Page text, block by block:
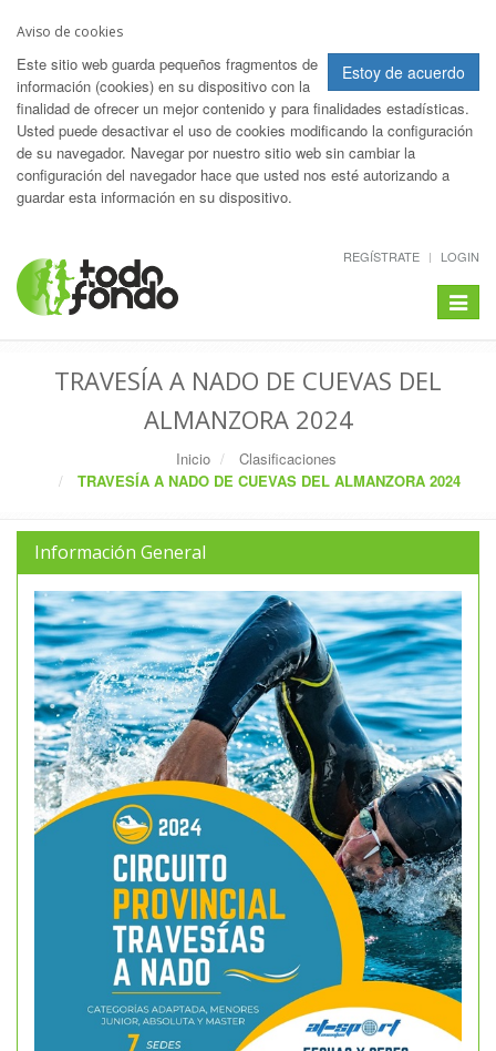
Aviso de cookies
Estoy de acuerdo
Este sitio web guarda pequeños fragmentos de
información (cookies) en su dispositivo con la
finalidad de ofrecer un mejor contenido y para finalidades estadísticas.
Usted puede desactivar el uso de cookies modificando la configuración
de su navegador. Navegar por nuestro sitio web sin cambiar la
configuración del navegador hace que usted nos esté autorizando a
guardar esta información en su dispositivo.
REGÍSTRATE LOGIN
Toggle
TRAVESÍA A NADO DE CUEVAS DEL
ALMANZORA 2024
Inicio
Clasificaciones
TRAVESÍA A NADO DE CUEVAS DEL ALMANZORA 2024
Información General